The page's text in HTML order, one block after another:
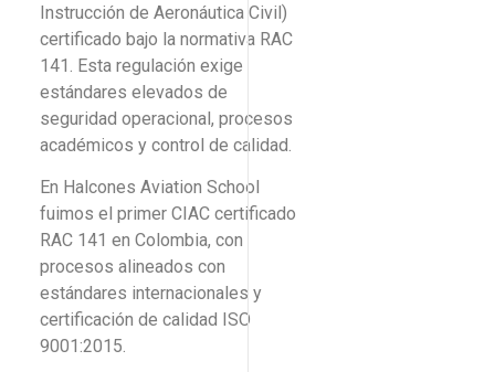
Instrucción de Aeronáutica Civil)
certificado bajo la normativa RAC
141. Esta regulación exige
estándares elevados de
seguridad operacional, procesos
académicos y control de calidad.
En Halcones Aviation School
fuimos el primer CIAC certificado
RAC 141 en Colombia, con
procesos alineados con
estándares internacionales y
certificación de calidad ISO
9001:2015.